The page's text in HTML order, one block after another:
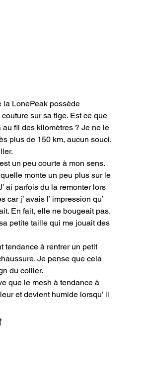
la LonePeak possède
sur sa tige. Est ce que
au fil des kilomètres ? Je ne le
plus de 150 km, aucun souci.
un peu courte à mon sens.
quelle monte un peu plus sur le
ai parfois du la remonter lors
car j’ avais l’ impression qu’
En fait, elle ne bougeait pas.
petite taille qui me jouait des
tendance à rentrer un petit
Je pense que cela
du collier.
que le mesh à tendance à
et devient humide lorsqu’ il